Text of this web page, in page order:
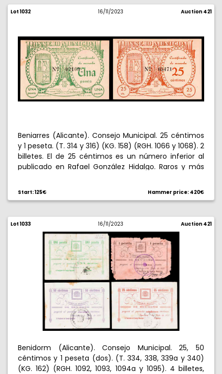
Lot 1032 16/11/2023 Auction 421
Beniarres (Alicante). Consejo Municipal. 25 céntimos
y 1 peseta. (T. 314 y 316) (KG. 158) (RGH. 1066 y 1068). 2
billetes. El de 25 céntimos es un número inferior al
publicado en Rafael González Hidalgo. Raros y más
Start: 125€ Hammer price: 420€
Lot 1033 16/11/2023 Auction 421
Benidorm (Alicante). Consejo Municipal. 25, 50
céntimos y 1 peseta (dos). (T. 334, 338, 339a y 340)
(KG. 162) (RGH. 1092, 1093, 1094a y 1095). 4 billetes,